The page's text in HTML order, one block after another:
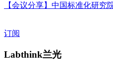
【会议分享】中国标准化研究
订阅
Labthink兰光